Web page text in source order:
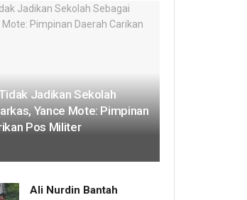
Jadikan Sekolah
Yance Mote: Pimpinan
Pos Militer
Ali Nurdin Bantah